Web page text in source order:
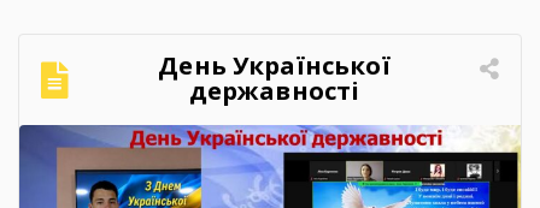
День Української
державності